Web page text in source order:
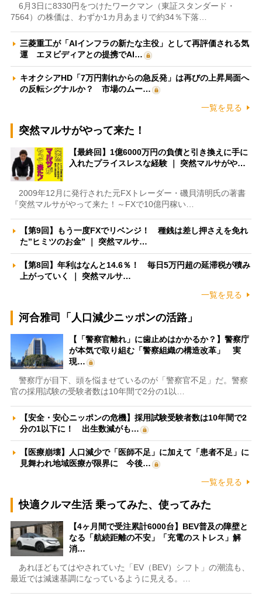
6月3日に8330円をつけたワークマン（東証スタンダード・
7564）の株価は、わずか1カ月あまりで約34％下落…
三菱重工が「AIインフラの新たな主役」として再評価される気
運 エヌビディアとの提携でAI…
キオクシアHD「7万円割れからの急反発」は再びの上昇局面へ
の反転シグナルか？ 市場のムー…
一覧を見る
突然マルサがやって来た！
【最終回】1億6000万円の負債と引き換えに手に
入れたプライスレスな経験 ｜ 突然マルサがや…
2009年12月に発行された元FXトレーダー・磯貝清明氏の著書
『突然マルサがやって来た！～FXで10億円稼い…
【第9回】もう一度FXでリベンジ！ 種銭は差し押さえを免れ
た”ヒミツのお金” ｜ 突然マルサ…
【第8回】年利はなんと14.6％！ 毎日5万円超の延滞税が積み
上がっていく ｜ 突然マルサ…
一覧を見る
河合雅司「人口減少ニッポンの活路」
【「警察官離れ」に歯止めはかかるか？】警察庁
が本気で取り組む「警察組織の構造改革」 実
現…
警察庁が目下、頭を悩ませているのが「警察官不足」だ。警察
官の採用試験の受験者数は10年間で2分の1以…
【安全・安心ニッポンの危機】採用試験受験者数は10年間で2
分の1以下に！ 出生数減がも…
【医療崩壊】人口減少で「医師不足」に加えて「患者不足」に
見舞われ地域医療が限界に 今後…
一覧を見る
快適クルマ生活 乗ってみた、使ってみた
【4ヶ月間で受注累計6000台】BEV普及の障壁と
なる「航続距離の不安」「充電のストレス」解
消…
あれほどもてはやされていた「EV（BEV）シフト」の潮流も、
最近では減速基調になっているように見える。…